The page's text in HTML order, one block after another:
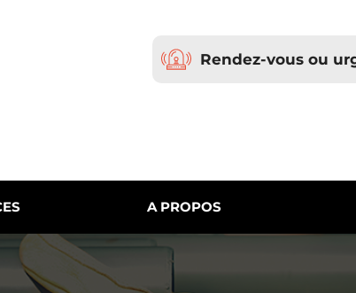
Rendez-vous ou
A PROPOS